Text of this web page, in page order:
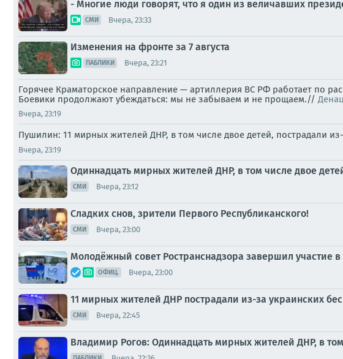
- Многие люди говорят, что я один из величавших
СМИ Вчера, 23:33
Изменения на фронте за 7 августа
ПАБЛИКИ Вчера, 23:21
Горячее Краматорское направление — артиллерия ВС РФ работает по
Боевики продолжают убеждаться: мы не забываем и не прощаем.//
Вчера, 23:19
Пушилин: 11 мирных жителей ДНР, в том числе двое детей, пострадали
Вчера, 23:19
Одиннадцать мирных жителей ДНР, в том числе двое
СМИ Вчера, 23:12
Сладких снов, зрители Первого Республиканского!
СМИ Вчера, 23:00
Молодёжный совет Ространснадзора завершил участие
ОФИЦ. Вчера, 23:00
11 мирных жителей ДНР пострадали из-за украинских
СМИ Вчера, 22:45
Владимир Рогов: Одиннадцать мирных жителей ДНР, в